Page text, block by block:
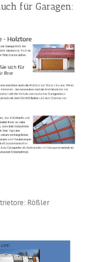
für Garagen:
Rößler